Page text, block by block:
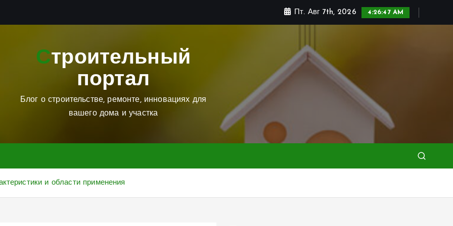
Пт. Авг 7th, 2026 4:26:49 AM
Строительный
портал
Блог о строительстве, ремонте, инновациях для
вашего дома и участка
и области применения